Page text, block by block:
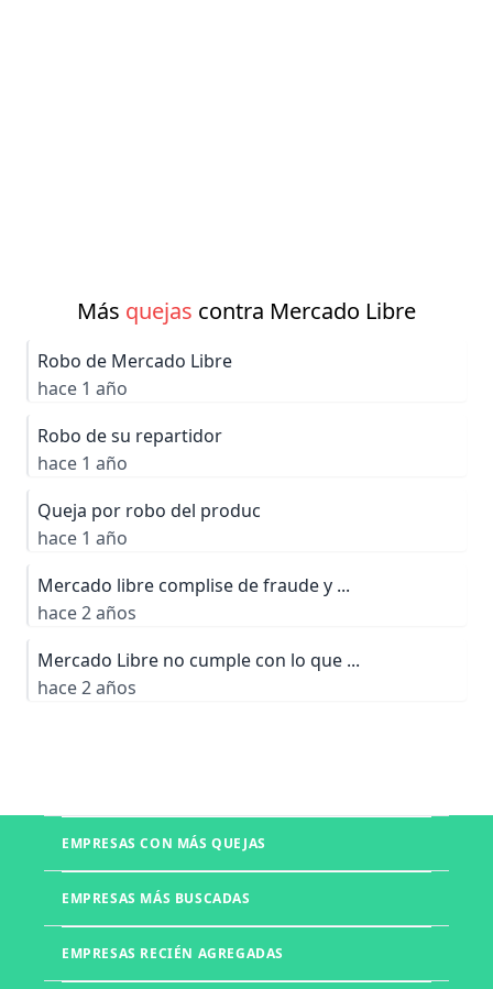
Más quejas contra Mercado Libre
Robo de Mercado Libre
hace 1 año
Robo de su repartidor
hace 1 año
Queja por robo del produc
hace 1 año
Mercado libre complise de fraude y ...
hace 2 años
Mercado Libre no cumple con lo que ...
hace 2 años
EMPRESAS CON MÁS QUEJAS
UNITEC
EMPRESAS MÁS BUSCADAS
EMPRESAS RECIÉN AGREGADAS